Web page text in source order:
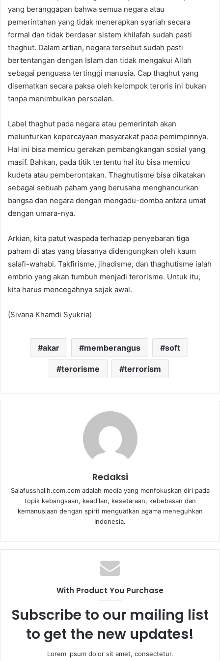
yang beranggapan bahwa semua negara atau
pemerintahan yang tidak menerapkan syariah secara
formal dan tidak berdasar sistem khilafah sudah pasti
thaghut. Dalam artian, negara tersebut sudah pasti
bertentangan dengan Islam dan tidak mengakui Allah
sebagai penguasa tertinggi manusia. Cap thaghut yang
disematkan secara paksa oleh kelompok teroris ini bukan
tanpa menimbulkan persoalan.
Label thaghut pada negara atau pemerintah akan
melunturkan kepercayaan masyarakat pada pemimpinnya.
Hal ini bisa memicu gerakan pembangkangan sosial yang
masif. Bahkan, pada titik tertentu hal itu bisa memicu
kudeta atau pemberontakan. Thaghutisme bisa dikatakan
sebagai sebuah paham yang berusaha menghancurkan
bangsa dan negara dengan mengadu-domba antara umat
dengan umara-nya.
Arkian, kita patut waspada terhadap penyebaran tiga
paham di atas yang biasanya didengungkan oleh kaum
salafi-wahabi. Takfirisme, jihadisme, dan thaghutisme ialah
embrio yang akan tumbuh menjadi terorisme. Untuk itu,
kita harus mencegahnya sejak awal.
(Sivana Khamdi Syukria)
akar memberangus soft
terorisme terrorism
Redaksi
Salafusshalih.com.com adalah media yang menfokuskan diri pada
topik kebangsaan, keadilan, kesetaraan, kebebasan dan
kemanusiaan dengan spirit menguatkan agama meneguhkan
Indonesia.
With Product You Purchase
Subscribe to our mailing list
to get the new updates!
Lorem ipsum dolor sit amet, consectetur.